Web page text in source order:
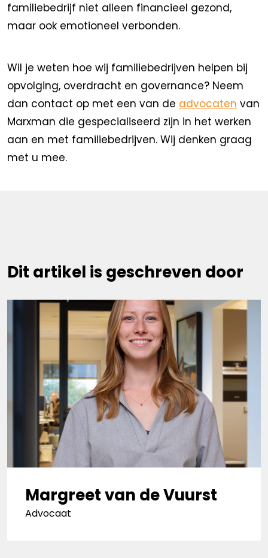
familiebedrijf niet alleen financieel gezond,
maar ook emotioneel verbonden.
Wil je weten hoe wij familiebedrijven helpen bij
opvolging, overdracht en governance? Neem
dan contact op met een van de advocaten van
Marxman die gespecialiseerd zijn in het werken
aan en met familiebedrijven. Wij denken graag
met u mee.
Dit artikel is geschreven door
Margreet van de Vuurst
Advocaat